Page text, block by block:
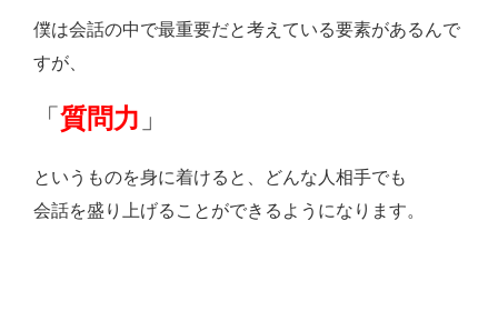
僕は会話の中で最重要だと考えている要素があるんで
すが、
「 質問力 」
というものを身に着けると、どんな人相手でも
会話を盛り上げることができるようになります。